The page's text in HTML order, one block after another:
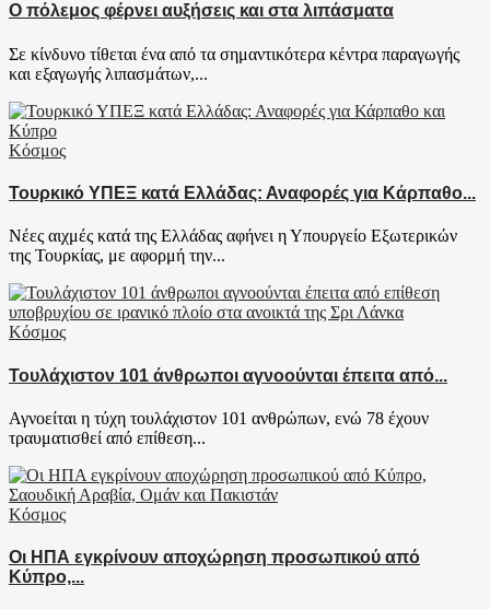
Ο πόλεμος φέρνει αυξήσεις και στα λιπάσματα
Σε κίνδυνο τίθεται ένα από τα σημαντικότερα κέντρα παραγωγής
και εξαγωγής λιπασμάτων,...
Κόσμος
Τουρκικό ΥΠΕΞ κατά Ελλάδας: Αναφορές για Κάρπαθο...
Νέες αιχμές κατά της Ελλάδας αφήνει η Υπουργείο Εξωτερικών
της Τουρκίας, με αφορμή την...
Κόσμος
Τουλάχιστον 101 άνθρωποι αγνοούνται έπειτα από...
Αγνοείται η τύχη τουλάχιστον 101 ανθρώπων, ενώ 78 έχουν
τραυματισθεί από επίθεση...
Κόσμος
Οι ΗΠΑ εγκρίνουν αποχώρηση προσωπικού από
Κύπρο,...